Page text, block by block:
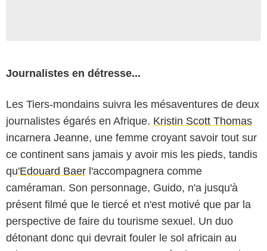
Journalistes en détresse...
Les Tiers-mondains suivra les mésaventures de deux
journalistes égarés en Afrique. Kristin Scott Thomas
incarnera Jeanne, une femme croyant savoir tout sur
ce continent sans jamais y avoir mis les pieds, tandis
qu'Edouard Baer l'accompagnera comme
caméraman. Son personnage, Guido, n'a jusqu'à
présent filmé que le tiercé et n'est motivé que par la
perspective de faire du tourisme sexuel. Un duo
détonant donc qui devrait fouler le sol africain au